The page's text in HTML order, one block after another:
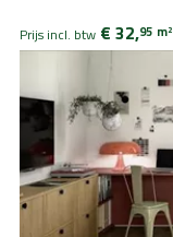
Prijs incl. btw € 32,95 m2